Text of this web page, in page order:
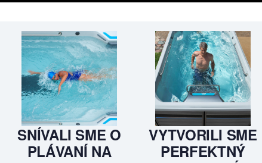
SNÍVALI SME O
PLÁVANÍ NA
VYTVORILI SME
PERFEKTNÝ